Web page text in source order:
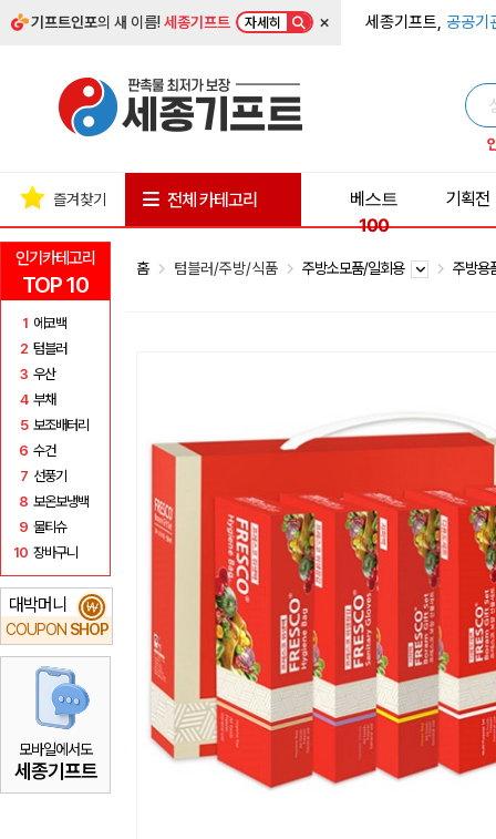
기프트인포의 새 이름!세종기프트 자세히 × 세종기프트, 공공기
인기카테고리
TOP 10
1 에코백
2 텀블러
3 우산
4 부채
5 보조배터리
6 수건
7 선풍기
8 보온보냉백
9 물티슈
10 장바구니
대박머니
COUPON SHOP
₩
모바일에서도
세종기프트
즐겨찾기 전체 카테고리
베스트
100
기획전
홈 텀블러/주방/식품 주방소모품/일회용 주방